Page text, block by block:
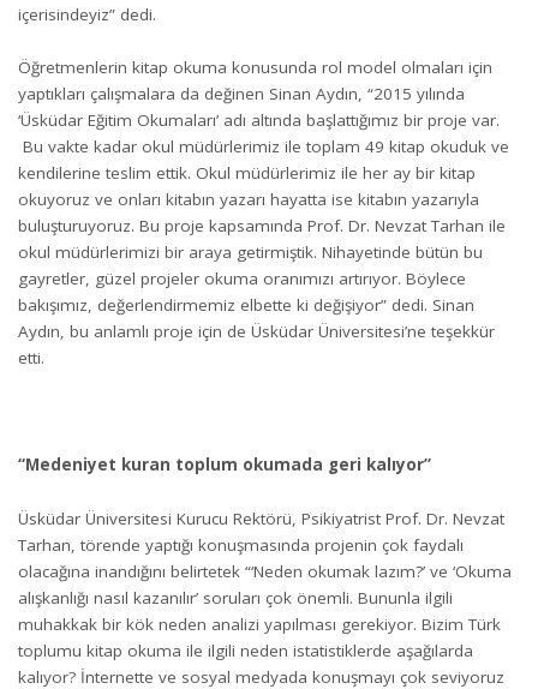
içerisindeyiz” dedi.
Öğretmenlerin kitap okuma konusunda rol model olmaları için
yaptıkları çalışmalara da değinen Sinan Aydın, “2015 yılında
‘Üsküdar Eğitim Okumaları’ adı altında başlattığımız bir proje var.
Bu vakte kadar okul müdürlerimiz ile toplam 49 kitap okuduk ve
kendilerine teslim ettik. Okul müdürlerimiz ile her ay bir kitap
okuyoruz ve onları kitabın yazarı hayatta ise kitabın yazarıyla
buluşturuyoruz. Bu proje kapsamında Prof. Dr. Nevzat Tarhan ile
okul müdürlerimizi bir araya getirmiştik. Nihayetinde bütün bu
gayretler, güzel projeler okuma oranımızı artırıyor. Böylece
bakışımız, değerlendirmemiz elbette ki değişiyor” dedi. Sinan
Aydın, bu anlamlı proje için de Üsküdar Üniversitesi’ne teşekkür
etti.
“Medeniyet kuran toplum okumada geri kalıyor”
Üsküdar Üniversitesi Kurucu Rektörü, Psikiyatrist Prof. Dr. Nevzat
Tarhan, törende yaptığı konuşmasında projenin çok faydalı
olacağına inandığını belirtetek “‘Neden okumak lazım?’ ve ‘Okuma
alışkanlığı nasıl kazanılır’ soruları çok önemli. Bununla ilgili
muhakkak bir kök neden analizi yapılması gerekiyor. Bizim Türk
toplumu kitap okuma ile ilgili neden istatistiklerde aşağılarda
kalıyor? İnternette ve sosyal medyada konuşmayı çok seviyoruz